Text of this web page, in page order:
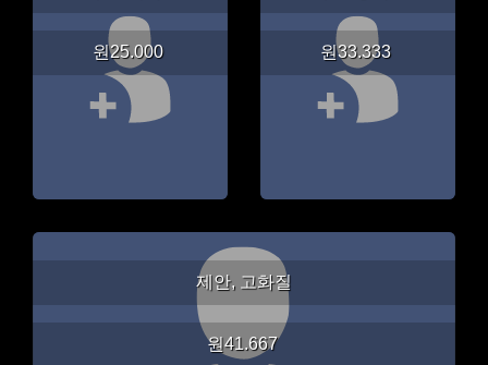
원25.000 원33.333
제안, 고화질
원41.667